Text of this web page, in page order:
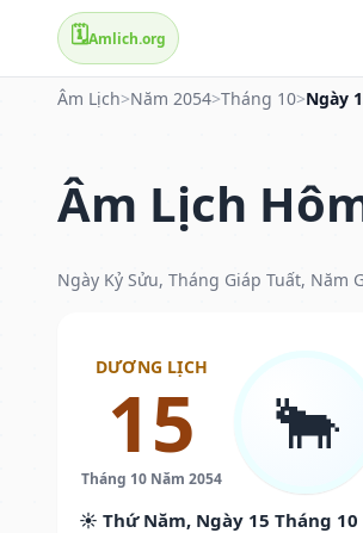
🗓️Amlich.org
Âm Lịch>Năm 2054>Tháng 10>Ngày
Âm Lịch
Ngày Kỷ Sửu, Tháng Giáp Tuất, Năm
DƯƠNG LỊCH
15
Tháng 10 Năm 2054
🐂
☀️ Thứ Năm, Ngày 15 Tháng 10